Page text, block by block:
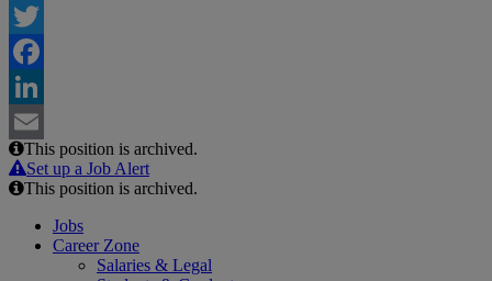
Twitter
Facebook
LinkedIn
Email
This position is archived.
Set up a Job Alert
This position is archived.
Jobs
Career Zone
Salaries & Legal